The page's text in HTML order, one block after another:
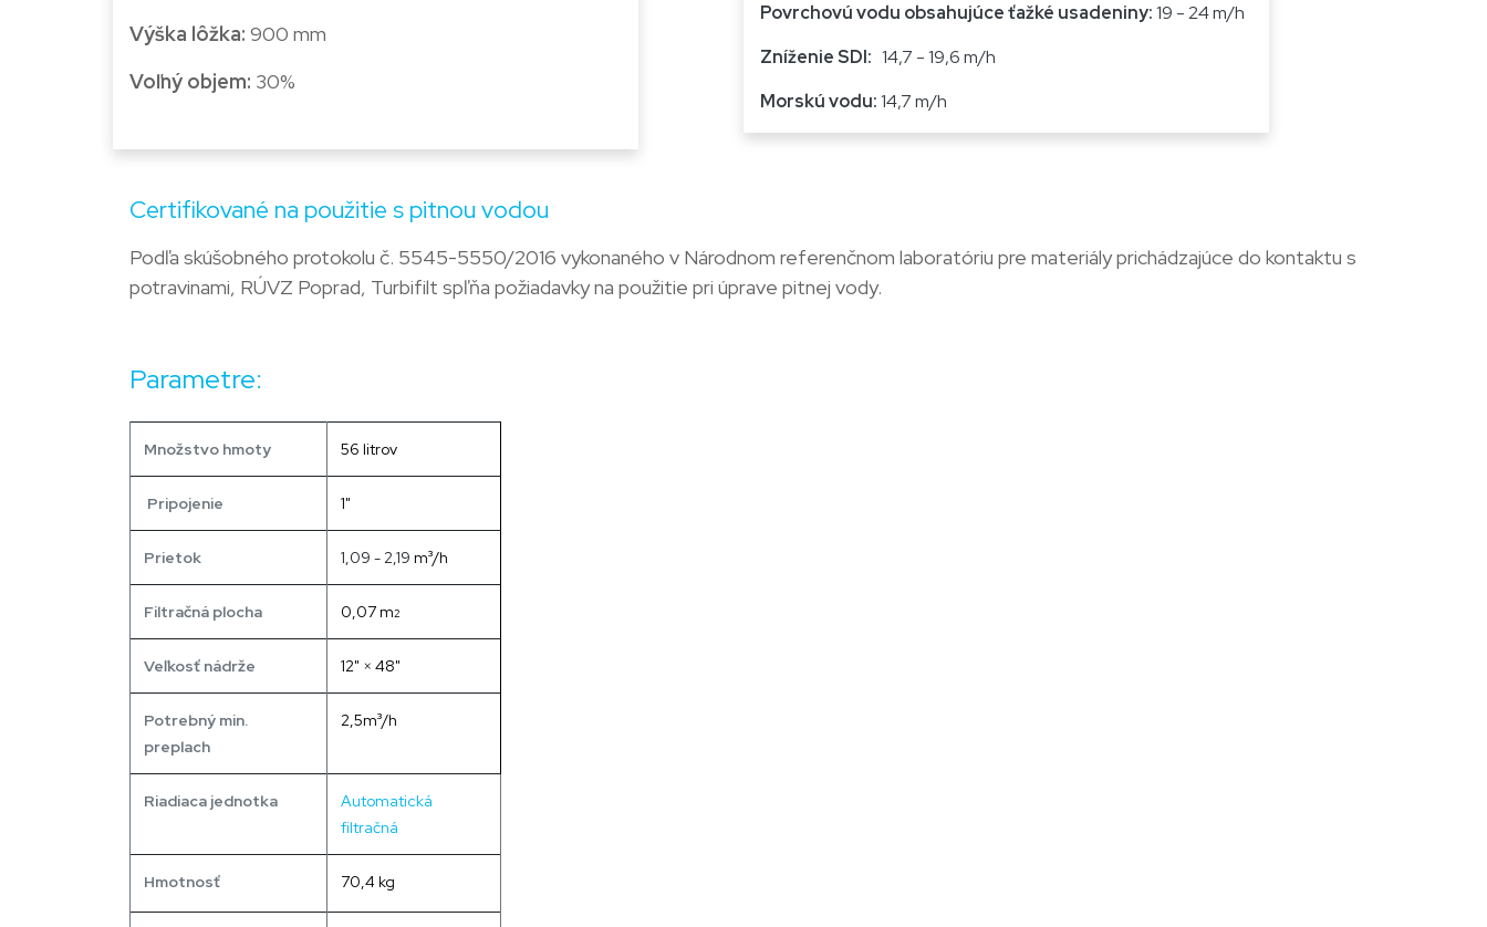
Výška lôžka: ​​ 900 mm
Voľný objem: ​ 30%
Povrchovú vodu obsahujúce ťažké usadeniny:19 - 24 m/h
Zníženie SDI: 14,7 - 19,6 m/h
Morskú vodu:14,7 m/h
Certi­fikované na použitie s pitnou vodou
Podľa skúšobného protokolu č. 5545-5550/2016 vykonaného v Národnom referenčnom laboratóriu pre materiály prichádzajúce do kontaktu s
potravinami, RÚVZ Poprad, Turbifilt spľňa požiadavky na použitie pri úprave pitnej vody.
Parametre:
Množstvo hmoty 56 litrov
Pripojenie 1"
Prietok 1,09 - 2,19 m³/h
Filtračná plocha 0,07 m2
Veľkosť nádrže 12" × 48"
Potrebný min.
preplach
2,5m³/h
Riadiaca jednotka
Automatická
filtračná
Hmotnosť 70,4 kg